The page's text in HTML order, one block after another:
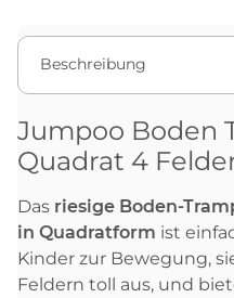
Beschreibung
Jumpoo Boden
Quadrat 4
Das riesige Boden-
in Quadratform ist
Kinder zur Bewegung,
Feldern toll aus, und